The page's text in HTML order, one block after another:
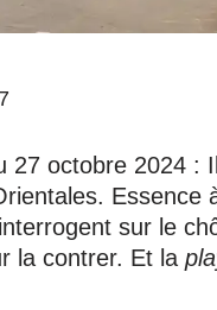
27 octobre 2024 :
Essence
sur le
la contrer. Et la